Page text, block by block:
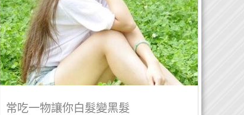
常吃一物讓你白髮變黑髮